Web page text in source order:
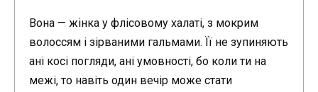
Вона — жінка у флісовому халаті, з мокрим
волоссям і зірваними гальмами. Її не зупиняють
ані косі погляди, ані умовності, бо коли ти на
межі, то навіть один вечір може стати